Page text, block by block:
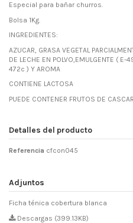
Especial para bañar churros.
Bolsa 1Kg.
INGREDIENTES:
AZUCAR, GRASA VEGETAL
DE LECHE EN POLVO,EMULGENTE (
472c ) Y AROMA
CONTIENE LACTOSA
PUEDE CONTENER FRUTOS DE
Detalles del producto
Referencia cfcon045
Adjuntos
Ficha ténica cobertura blanca
Descargas (399.13KB)